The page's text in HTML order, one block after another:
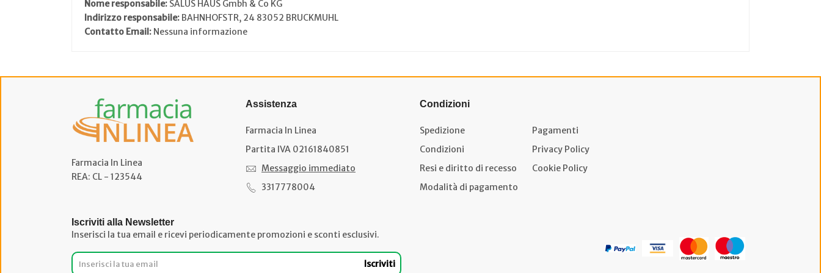
Nome responsabile: SALUS HAUS Gmbh & Co KG
Indirizzo responsabile: BAHNHOFSTR, 24 83052 BRUCKMUHL
Contatto Email: Nessuna informazione
Farmacia In Linea
REA: CL - 123544
Assistenza
Farmacia In Linea
Partita IVA 02161840851
Messaggio immediato
3317778004
Condizioni
Spedizione
Pagamenti
Condizioni
Privacy Policy
Resi e diritto di recesso
Cookie Policy
Modalità di pagamento
Iscriviti alla Newsletter
Inserisci la tua email e ricevi periodicamente promozioni e sconti esclusivi.
Iscriviti